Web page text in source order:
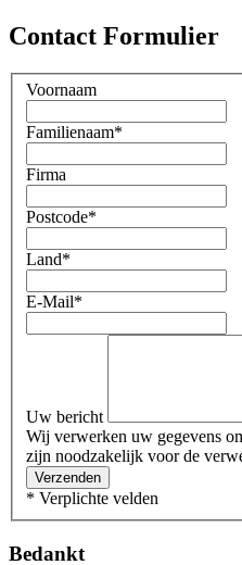
Contact Formulier
Voornaam
Familienaam*
Firma
Postcode*
Land*
E-Mail*
Uw bericht
Wij verwerken uw gegevens
zijn noodzakelijk voor de
Verzenden
* Verplichte velden
Bedankt